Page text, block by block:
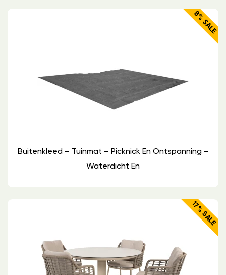
8% SALE
Buitenkleed – Tuinmat – Picknick En Ontspanning –
Waterdicht En
17% SALE